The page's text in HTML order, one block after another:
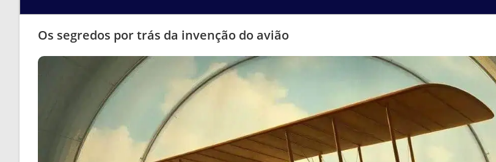
Os segredos por trás da invenção do avião